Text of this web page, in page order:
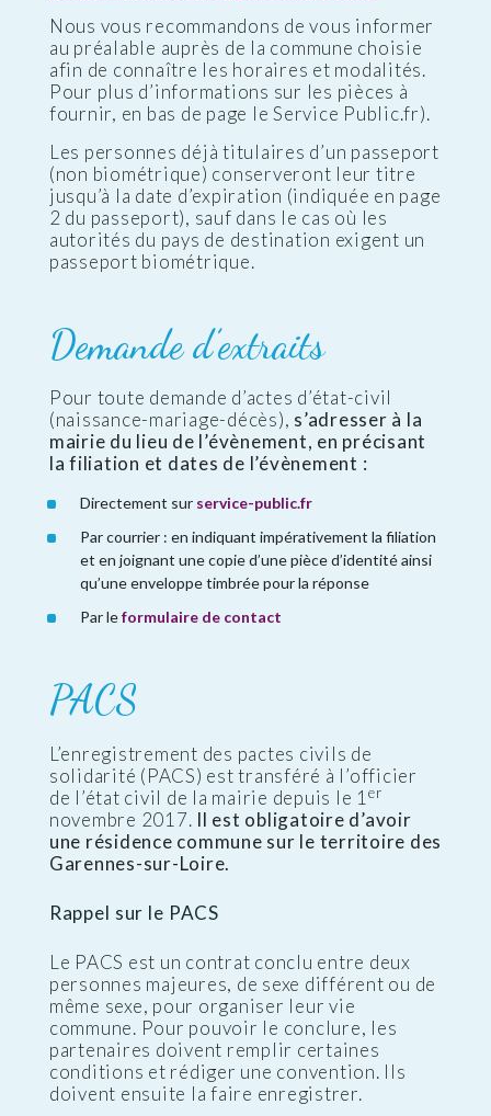
Nous vous recommandons de vous informer
au préalable auprès de la commune choisie
afin de connaître les horaires et modalités.
Pour plus d’informations sur les pièces à
fournir, en bas de page le Service Public.fr).
Les personnes déjà titulaires d’un passeport
(non biométrique) conserveront leur titre
jusqu’à la date d’expiration (indiquée en page
2 du passeport), sauf dans le cas où les
autorités du pays de destination exigent un
passeport biométrique.
Demande d’extraits
Pour toute demande d’actes d’état-civil
(naissance-mariage-décès), s’adresser à la
mairie du lieu de l’évènement, en précisant
la filiation et dates de l’évènement :
Directement sur service-public.fr
Par courrier : en indiquant impérativement la filiation
et en joignant une copie d’une pièce d’identité ainsi
qu’une enveloppe timbrée pour la réponse
Par leformulaire de contact
PACS
L’enregistrement des pactes civils de
solidarité (PACS) est transféré à l’officier
de l’état civil de la mairie depuis le 1 er
novembre 2017. Il est obligatoire d’avoir
une résidence commune sur le territoire des
Garennes-sur-Loire.
Rappel sur le PACS
Le PACS est un contrat conclu entre deux
personnes majeures, de sexe différent ou de
même sexe, pour organiser leur vie
commune. Pour pouvoir le conclure, les
partenaires doivent remplir certaines
conditions et rédiger une convention. Ils
doivent ensuite la faire enregistrer.